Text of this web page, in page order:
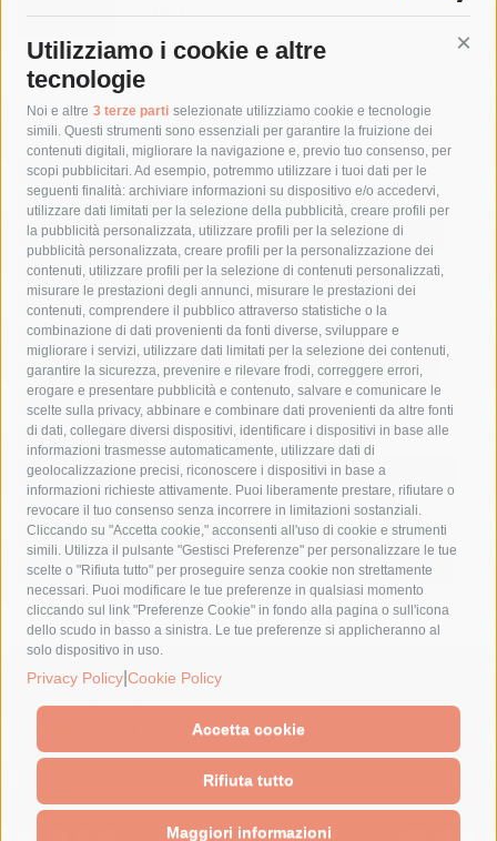
Utilizziamo i cookie e altre
tecnologie
Noi e altre 3 terze parti selezionate utilizziamo cookie e tecnologie
simili. Questi strumenti sono essenziali per garantire la fruizione dei
contenuti digitali, migliorare la navigazione e, previo tuo consenso, per
scopi pubblicitari. Ad esempio, potremmo utilizzare i tuoi dati per le
seguenti finalità: archiviare informazioni su dispositivo e/o accedervi,
utilizzare dati limitati per la selezione della pubblicità, creare profili per
la pubblicità personalizzata, utilizzare profili per la selezione di
pubblicità personalizzata, creare profili per la personalizzazione dei
contenuti, utilizzare profili per la selezione di contenuti personalizzati,
misurare le prestazioni degli annunci, misurare le prestazioni dei
contenuti, comprendere il pubblico attraverso statistiche o la
combinazione di dati provenienti da fonti diverse, sviluppare e
migliorare i servizi, utilizzare dati limitati per la selezione dei contenuti,
garantire la sicurezza, prevenire e rilevare frodi, correggere errori,
erogare e presentare pubblicità e contenuto, salvare e comunicare le
scelte sulla privacy, abbinare e combinare dati provenienti da altre fonti
di dati, collegare diversi dispositivi, identificare i dispositivi in base alle
informazioni trasmesse automaticamente, utilizzare dati di
geolocalizzazione precisi, riconoscere i dispositivi in base a
informazioni richieste attivamente. Puoi liberamente prestare, rifiutare o
revocare il tuo consenso senza incorrere in limitazioni sostanziali.
Cliccando su "Accetta cookie," acconsenti all'uso di cookie e strumenti
simili. Utilizza il pulsante "Gestisci Preferenze" per personalizzare le tue
scelte o "Rifiuta tutto" per proseguire senza cookie non strettamente
necessari. Puoi modificare le tue preferenze in qualsiasi momento
cliccando sul link "Preferenze Cookie" in fondo alla pagina o sull'icona
dello scudo in basso a sinistra. Le tue preferenze si applicheranno al
solo dispositivo in uso.
Privacy Policy Cookie Policy
Accetta cookie
Rifiuta tutto
Maggiori informazioni
Tag
acqua allerta meteo
anas
area marina protetta di punta campanella
arresto
Asl Napoli 3 sud
capitaneria di porto capri
carabinieri
castellammare di stabia
circumvesuviana
comune di sorrento
concerto
contagi
costiera amalfitana
covid-19 eav
elezioni
fondazione sorrento
gori guardia costiera
incidente
lavori
lorenzo balducelli mare
massa lubrense
massimo coppola
Meta napoli
ordinanza
penisola sorrentina
piano di sorrento
polizia municipale
protezione civile
Regione Campania
sant'agnello
sindaco cuomo
sorrento studenti temporali
treni
turismo
Vico Equense villa fiorentino vincenzo de luca
© 2015 SorrentoPress. All rights reserved.
Il giornale online della Penisola Sorrentina
Cookie Policy